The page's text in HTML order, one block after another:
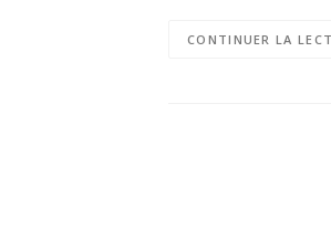
CONTINUER LA